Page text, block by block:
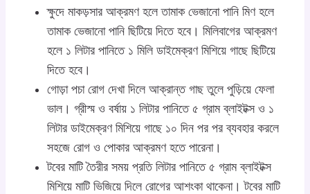
ক্ষুদে মাকড়সার আক্রমণ হলে তামাক ভেজানো পানি মিণ হলে
তামাক ভেজানো পানি ছিটিয়ে দিতে হবে। মিলিবাগের আক্রমণ
হলে ১ লিটার পানিতে ১ মিলি ডাইমেক্রণ মিশিয়ে গাছে ছিটিয়ে
দিতে হবে।
গোড়া পচা রোগ দেখা দিলে আক্রান্ত গাছ তুলে পুড়িয়ে ফেলা
ভাল। গ্রীস্ম ও বর্ষায় ১ লিটার পানিতে ৫ গ্রাম ব্লাইটক্স ও ১
লিটার ডাইমেক্রণ মিশিয়ে গাছে ১০ দিন পর পর ব্যবহার করলে
সহজে রোগ ও পোকার আক্রমণ হতে পারেনা।
টবের মাটি তৈরীর সময় প্রতি লিটার পানিতে ৫ গ্রাম ব্লাইটক্স
মিশিয়ে মাটি ভিজিয়ে দিলে রোগের আশংকা থাকেনা। টবের মাটি